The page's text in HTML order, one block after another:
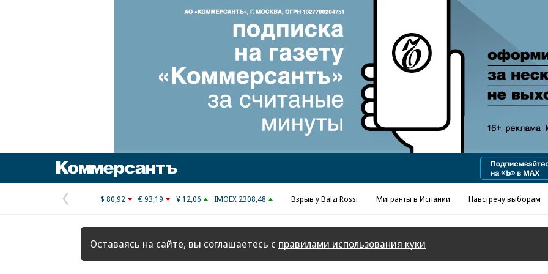
Реклама в «Ъ» www.kommersant.ru/ad
Предыдущая
страница
$ 80,92 € 93,19 ¥ 12,06 IMOEX 2308,48 Взрыв у Balzi Rossi Мигранты в Испании Навстречу выборам
Оставаясь на сайте, вы соглашаетесь с правилами использования куки